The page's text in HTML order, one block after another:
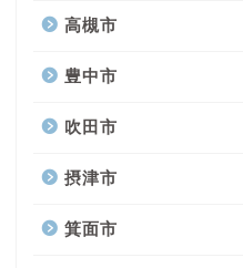
高槻市
豊中市
吹田市
摂津市
箕面市